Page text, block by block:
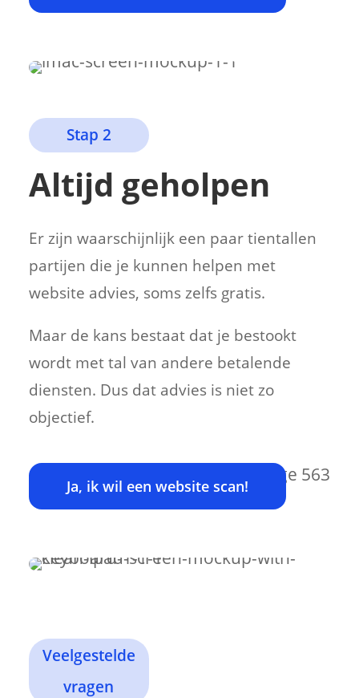
Stap 2
Altijd geholpen
Er zijn waarschijnlijk een paar tientallen
partijen die je kunnen helpen met
website advies, soms zelfs gratis.
Maar de kans bestaat dat je bestookt
wordt met tal van andere betalende
diensten. Dus dat advies is niet zo
objectief.
Ja, ik wil een website scan!
Veelgestelde
vragen